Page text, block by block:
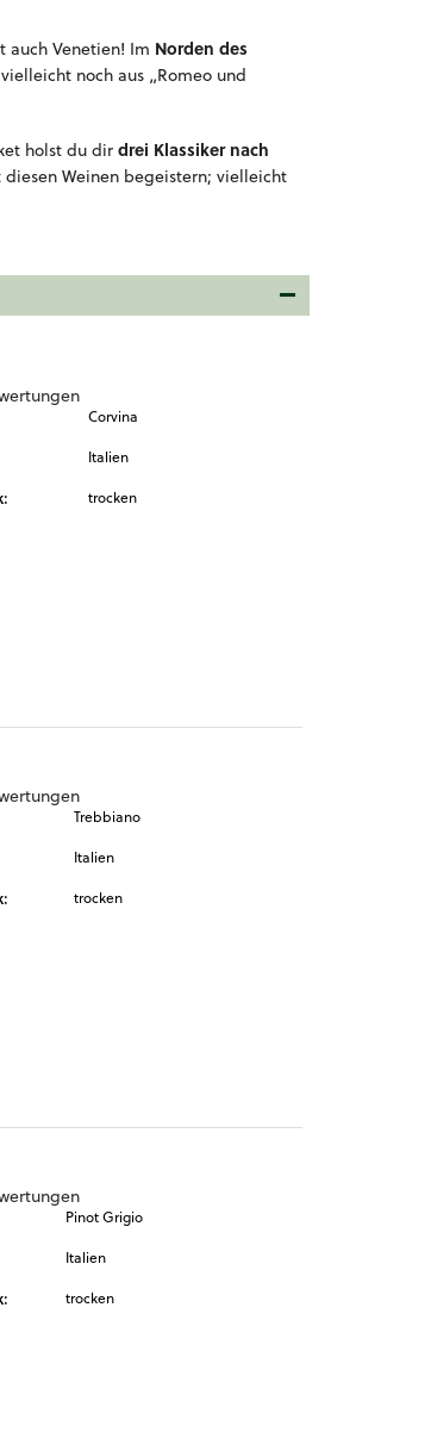
auch Venetien! Im Norden des
noch aus „Romeo und
holst du dir drei Klassiker nach
Weinen begeistern; vielleicht
Corvina
Italien
trocken
Trebbiano
Italien
trocken
Pinot Grigio
Italien
trocken